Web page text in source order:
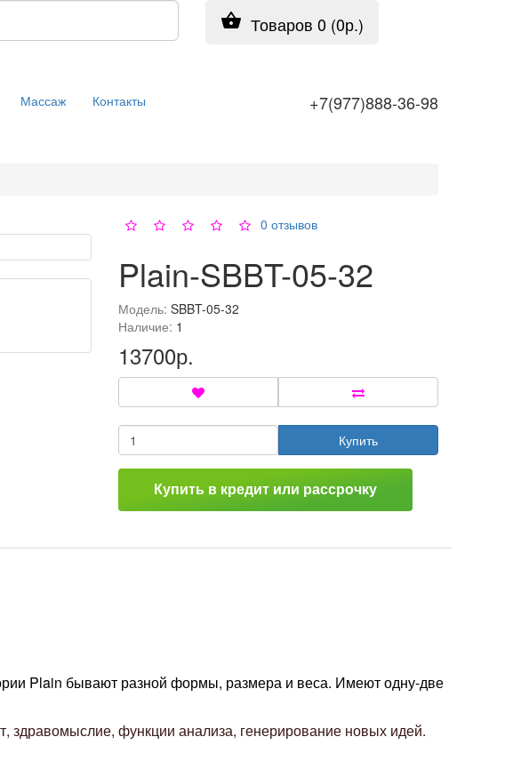
Товаров 0 (0р.)
Массаж
Контакты
+7(977)888-36-98
0 отзывов
Plain-SBBT-05-32
Модель: SBBT-05-32
Наличие: 1
13700р.
Купить
Купить в кредит или рассрочку
Plain бывают разной формы, размера и веса. Имеют одну-две
здравомыслие, функции анализа, генерирование новых идей.